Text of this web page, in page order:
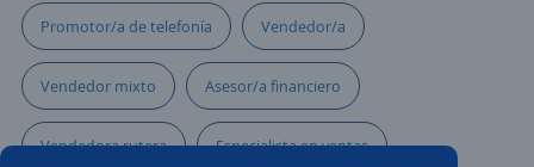
Promotor/a de telefonía Vendedor/a
Vendedor mixto Asesor/a financiero
Vendedora rutera Especialista en ventas